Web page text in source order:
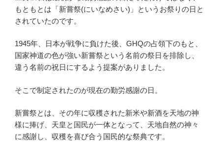
もともとは「新嘗祭(にいなめさい)」というお祭りの日と
されていたのです。
1945年、日本が戦争に負けた後、GHQの占領下のもと、
国家神道の色が強い新嘗祭という名前の祭日を排除し、
違う名前の祝日にするよう提案がありました。
そこで制定されたのが現在の勤労感謝の日。
新嘗祭とは、その年に収穫された新米や新酒を天地の神
様に捧げ、天皇と国民が一体となって、天地自然の神々
に感謝し、収穫を喜び合う国民的な祭典です。